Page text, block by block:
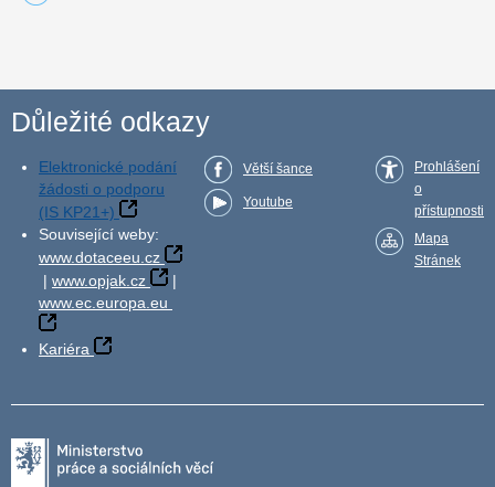
Důležité odkazy
Elektronické podání
žádosti o podporu
(IS KP21+)
Související weby:
www.dotaceeu.cz
| www.opjak.cz
|
www.ec.europa.eu
Kariéra
Větší šance
Youtube
Prohlášení
o
přístupnosti
Mapa
Stránek